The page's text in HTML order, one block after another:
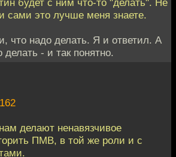
сами это лучше меня знаете.
что надо делать. Я и ответил. А
делать - и так понятно.
делают ненавязчивое
ПМВ, в той же роли и с